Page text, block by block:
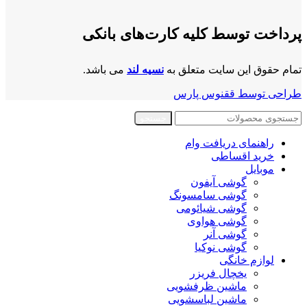
پرداخت توسط کلیه کارت‌های بانکی
تمام حقوق این سایت متعلق به نسیه لند می باشد.
طراحی توسط ققنوس پارس
راهنمای دریافت وام
خرید اقساطی
موبایل
گوشی آیفون
گوشی سامسونگ
گوشی شیائومی
گوشی هواوی
گوشی آنر
گوشی نوکیا
لوازم خانگی
یخچال فریزر
ماشین ظرفشویی
ماشین لباسشویی